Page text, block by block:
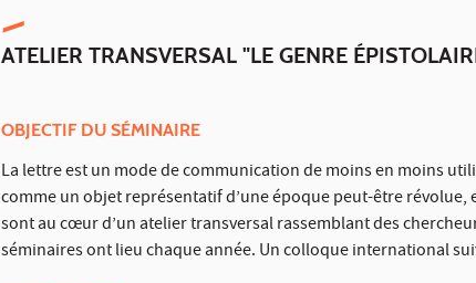
ATELIER TRANSVERSAL "LE GENRE
OBJECTIF DU SÉMINAIRE
La lettre est un mode de communication de moins en moins
comme un objet représentatif d’une époque peut-être révolue,
sont au cœur d’un atelier transversal rassemblant des
séminaires ont lieu chaque année. Un colloque international